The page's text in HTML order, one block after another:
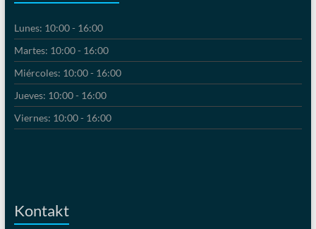
Lunes: 10:00 - 16:00
Martes: 10:00 - 16:00
Miércoles: 10:00 - 16:00
Jueves: 10:00 - 16:00
Viernes: 10:00 - 16:00
Kontakt